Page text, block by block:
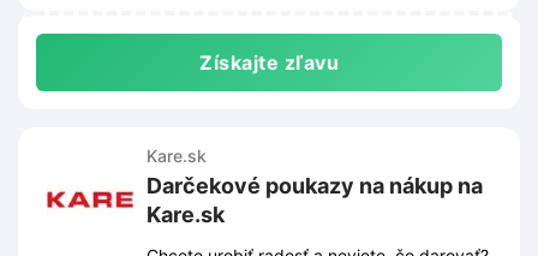
Získajte zľavu
Kare.sk
Darčekové poukazy na nákup na
Kare.sk